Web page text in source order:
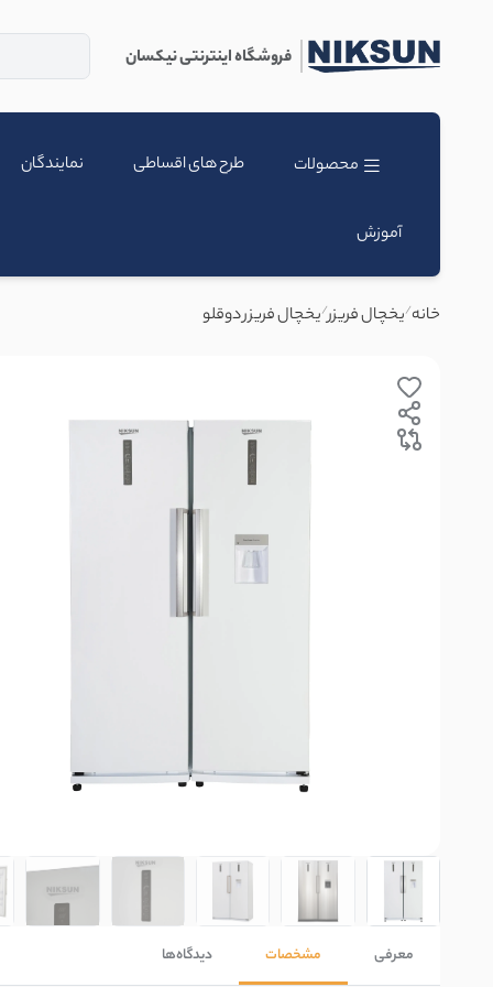
فروشگاه اینترنتی نیکسان
محصولات طرح های اقساطی نمایندگان
آموزش
خانه/یخچال فریزر/یخچال فریزر دوقلو
معرفی مشخصات دیدگاه‌ها